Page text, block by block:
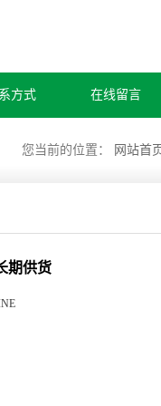
方式 在线留言
您当前的位置： 网站首
期供货